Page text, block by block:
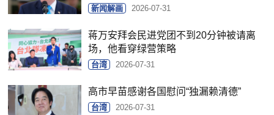
新闻解画 2026-07-31
蒋万安拜会民进党团不到20分钟被请离
场，他看穿绿营策略
台湾 2026-07-31
高市早苗感谢各国慰问“独漏赖清德”
台湾 2026-07-31